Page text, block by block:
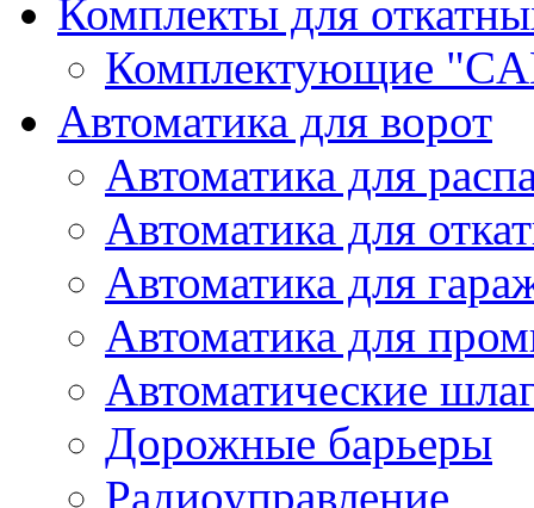
Комплекты для
Комплектующие
Автоматика для ворот
Автоматика для
Автоматика для
Автоматика для
Автоматика для
Автоматические
Дорожные барьеры
Радиоуправление